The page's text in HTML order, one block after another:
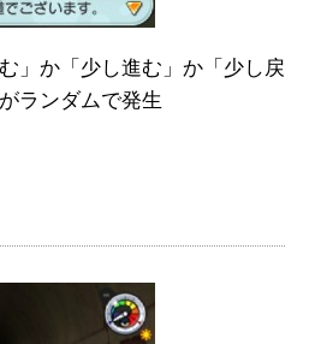
か「少し進む」か「少し戻
ランダムで発生